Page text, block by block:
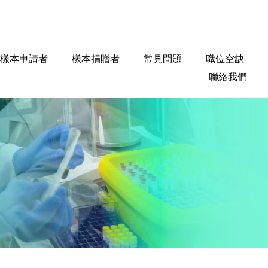
樣本申請者 樣本捐贈者 常見問題
職位空缺
聯絡我們